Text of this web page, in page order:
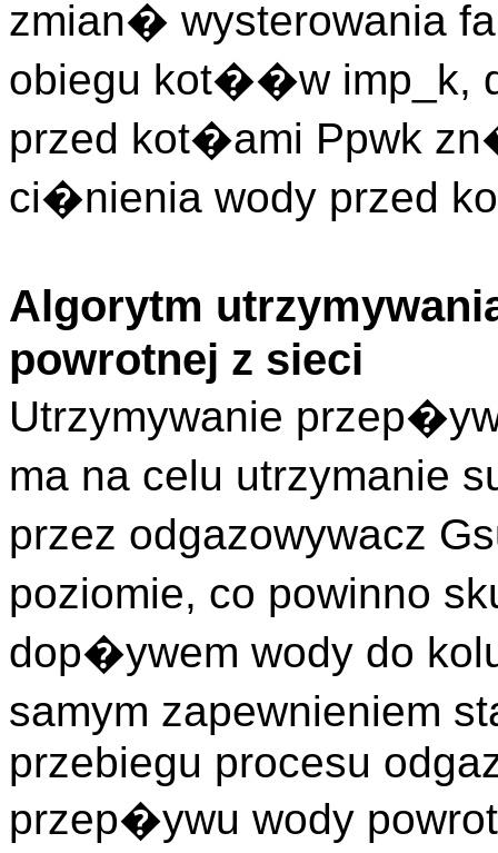
zmian� wysterowania
obiegu kot��w imp_k,
przed kot�ami Ppwk
ci�nienia wody przed
Algorytm
powrotnej z sieci
Utrzymywanie
ma na celu utrzymanie
przez odgazowywacz
poziomie, co powinno
dop�ywem wody do
samym zapewnieniem
przebiegu procesu
przep�ywu wody